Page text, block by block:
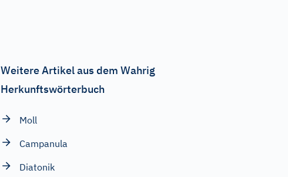
Weitere Artikel aus dem Wahrig
Herkunftswörterbuch
Moll
Campanula
Diatonik